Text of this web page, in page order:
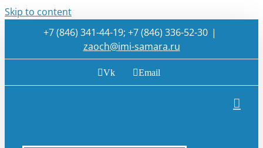
Skip to content
+7 (846) 341-44-19; +7 (846) 336-52-30 |
zaoch@imi-samara.ru
Vk Email